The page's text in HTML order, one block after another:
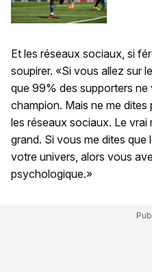
Et les réseaux sociaux, si
soupirer. «Si vous allez sur
que 99% des supporters
champion. Mais ne me
les réseaux sociaux. Le
grand. Si vous me dites
votre univers, alors vous
psychologique.»